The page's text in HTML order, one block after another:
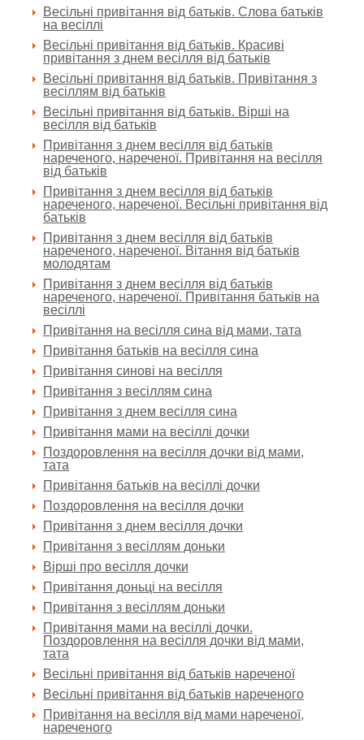
Весільні привітання від батьків. Слова батьків
на весіллі
Весільні привітання від батьків. Красиві
привітання з днем весілля від батьків
Весільні привітання від батьків. Привітання з
весіллям від батьків
Весільні привітання від батьків. Вірші на
весілля від батьків
Привітання з днем весілля від батьків
нареченого, нареченої. Привітання на весілля
від батьків
Привітання з днем весілля від батьків
нареченого, нареченої. Весільні привітання від
батьків
Привітання з днем весілля від батьків
нареченого, нареченої. Вітання від батьків
молодятам
Привітання з днем весілля від батьків
нареченого, нареченої. Привітання батьків на
весіллі
Привітання на весілля сина від мами, тата
Привітання батьків на весілля сина
Привітання синові на весілля
Привітання з весіллям сина
Привітання з днем весілля сина
Привітання мами на весіллі дочки
Поздоровлення на весілля дочки від мами,
тата
Привітання батьків на весіллі дочки
Поздоровлення на весілля дочки
Привітання з днем весілля дочки
Привітання з весіллям доньки
Вірші про весілля дочки
Привітання доньці на весілля
Привітання з весіллям доньки
Привітання мами на весіллі дочки.
Поздоровлення на весілля дочки від мами,
тата
Весільні привітання від батьків нареченої
Весільні привітання від батьків нареченого
Привітання на весілля від мами нареченої,
нареченого